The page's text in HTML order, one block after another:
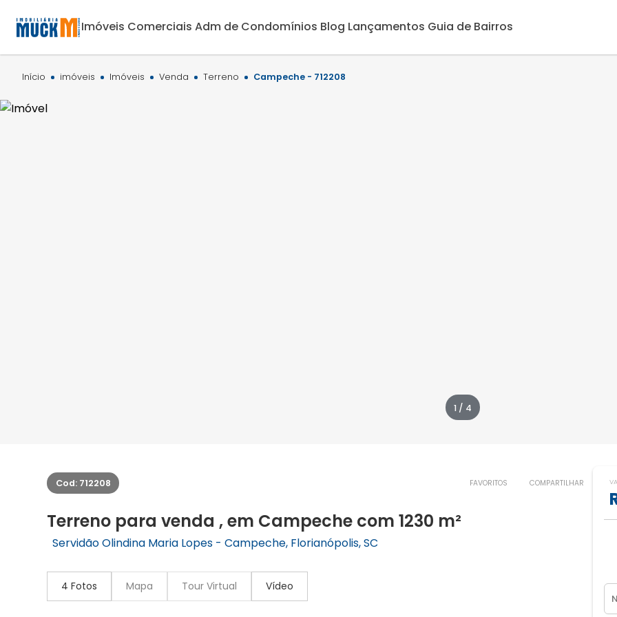
Imóveis Comerciais Adm de Condomínios Blog Lançamentos Guia de Bairros
Início imóveis Imóveis Venda Terreno Campeche - 712208
1 / 4
Cod: 712208 FAVORITOS COMPARTILHAR
Terreno para venda , em Campeche com 1230 m²
Servidão Olindina Maria Lopes - Campeche, Florianópolis, SC
4 Fotos Mapa Tour Virtual Vídeo